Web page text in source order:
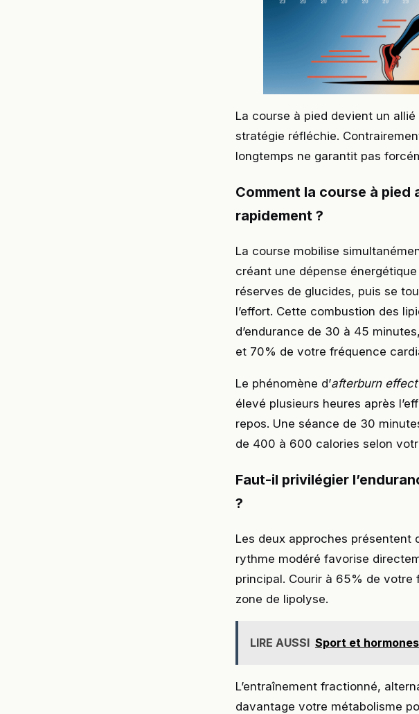
La course à pied devient un
stratégie réfléchie.
longtemps ne garantit pas
Comment la course à
rapidement ?
La course mobilise
créant une dépense
réserves de glucides, puis se
l’effort. Cette combustion des
d’endurance de 30 à 45
et 70% de votre fréquence
Le phénomène d’afterburn effect
élevé plusieurs heures après
repos. Une séance de 30
de 400 à 600 calories selon
Faut-il privilégier
?
Les deux approches présentent
rythme modéré favorise
principal. Courir à 65% de
zone de lipolyse.
LIRE AUSSI Sport et
L’entraînement fractionné,
davantage votre métabolisme